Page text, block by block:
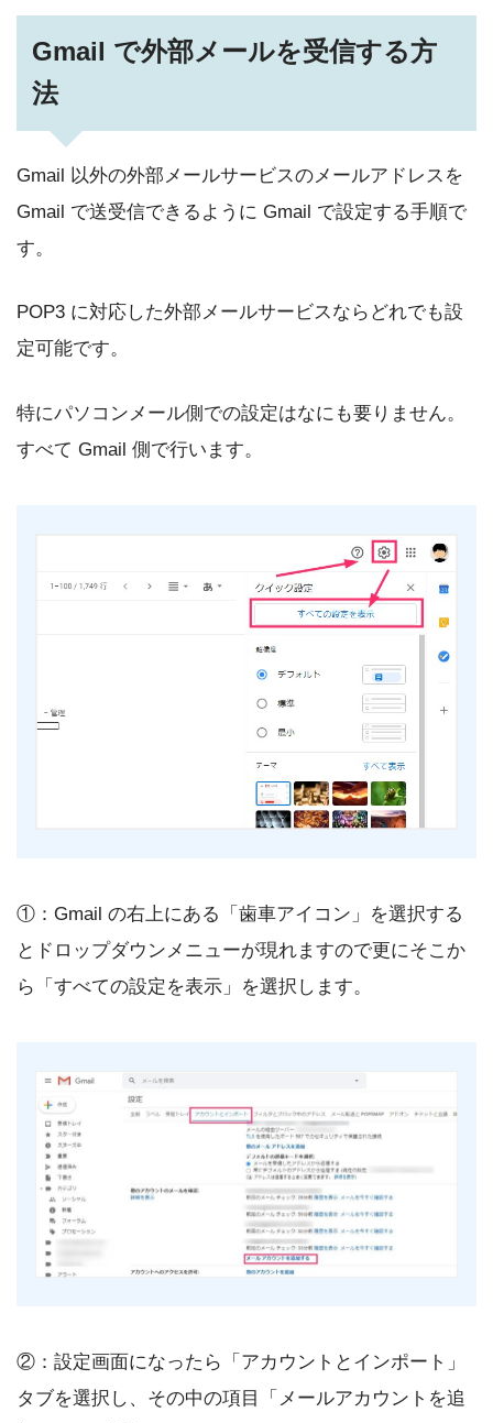
Gmail で外部メールを受信する方
法
Gmail 以外の外部メールサービスのメールアドレスを
Gmail で送受信できるように Gmail で設定する手順で
す。
POP3 に対応した外部メールサービスならどれでも設
定可能です。
特にパソコンメール側での設定はなにも要りません。
すべて Gmail 側で行います。
①：Gmail の右上にある「歯車アイコン」を選択する
とドロップダウンメニューが現れますので更にそこか
ら「すべての設定を表示」を選択します。
②：設定画面になったら「アカウントとインポート」
タブを選択し、その中の項目「メールアカウントを追